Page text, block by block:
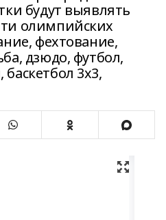
будут выявлять
олимпийских
фехтование,
дзюдо, футбол,
3х3,